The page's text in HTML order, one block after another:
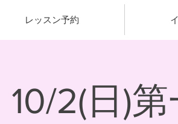
レッスン予約
2(日)